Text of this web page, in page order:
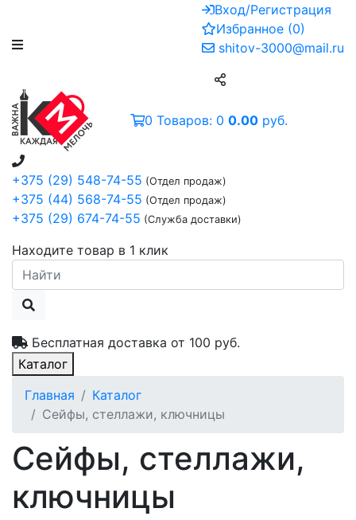
Вход/Регистрация
Избранное (0)
shitov-3000@mail.ru
+375 (29) 548-74-55 (Отдел продаж)
+375 (44) 568-74-55 (Отдел продаж)
+375 (29) 674-74-55 (Служба доставки)
Находите товар в 1 клик
Бесплатная доставка от 100 руб.
0 Товаров: 0 0.00 руб.
Каталог
Главная
Каталог
Сейфы, стеллажи, ключницы
Сейфы, стеллажи,
ключницы